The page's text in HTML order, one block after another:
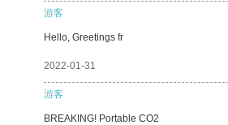
游客
Hello, Greetings fr
2022-01-31
游客
BREAKING! Portable CO2